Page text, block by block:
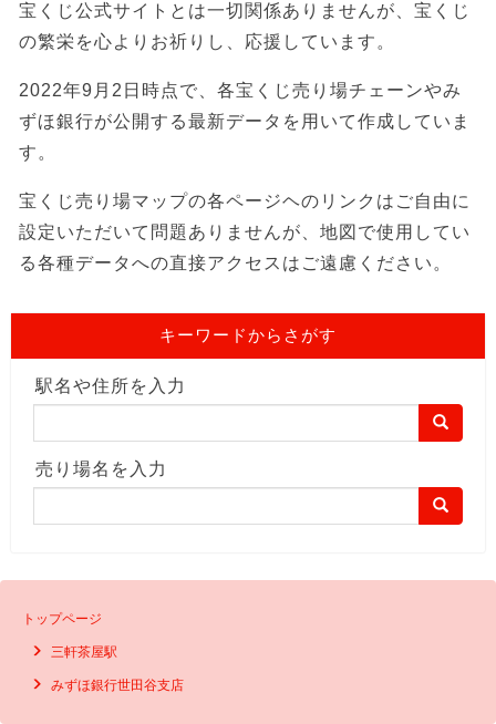
宝くじ公式サイトとは一切関係ありませんが、宝くじ
の繁栄を心よりお祈りし、応援しています。
2022年9月2日時点で、各宝くじ売り場チェーンやみ
ずほ銀行が公開する最新データを用いて作成していま
す。
宝くじ売り場マップの各ページヘのリンクはご自由に
設定いただいて問題ありませんが、地図で使用してい
る各種データへの直接アクセスはご遠慮ください。
キーワードからさがす
駅名や住所を入力
売り場名を入力
トップページ
三軒茶屋駅
みずほ銀行世田谷支店